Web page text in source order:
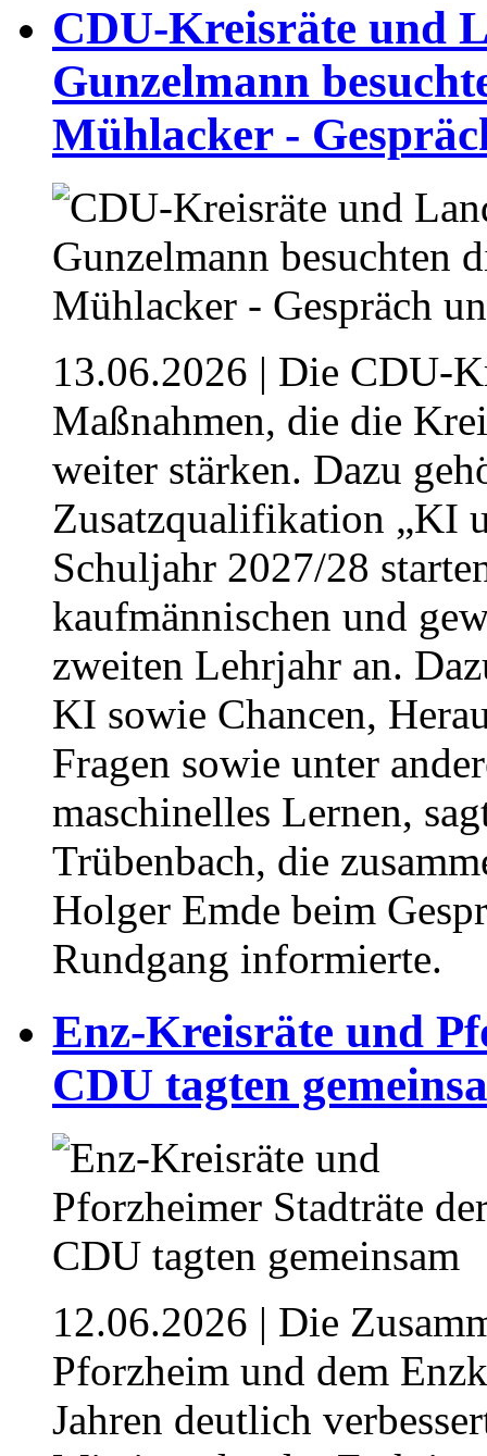
⁥CDU-Kreisräte und
Gunzelmann
Mühlacker -
13.06.2026 | Die CDU-
Maßnahmen, die die
weiter stärken. Dazu
Zusatzqualifikation „KI
Schuljahr 2027/28
kaufmännischen und
zweiten Lehrjahr an.
KI sowie Chancen,
Fragen sowie unter
maschinelles Lernen,
Trübenbach, die
Holger Emde beim
Rundgang informierte.
⁥Enz-Kreisräte und
CDU tagten
12.06.2026 | Die
Pforzheim und dem
Jahren deutlich